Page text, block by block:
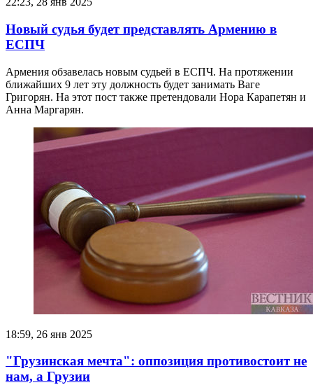
Новый судья будет представлять Армению в
ЕСПЧ
Армения обзавелась новым судьей в ЕСПЧ. На протяжении
ближайших 9 лет эту должность будет занимать Ваге
Григорян. На этот пост также претендовали Нора Карапетян и
Анна Маргарян.
18:59, 26 янв 2025
"Грузинская мечта": оппозиция противостоит не
нам, а Грузии